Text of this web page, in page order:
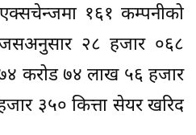
१६१ कम्पनीको
२८ हजार ०६८
७४ करोड ७४ लाख ५६ हजार
३५० कित्ता सेयर खरिद